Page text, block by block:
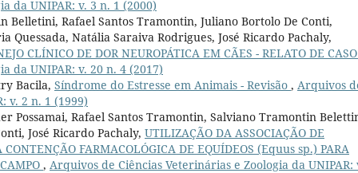
da UNIPAR: v. 3 n. 1 (2000)
Belletini, Rafael Santos Tramontin, Juliano Bortolo De Conti,
Natália Saraiva Rodrigues, José Ricardo Pachaly,
CLÍNICO DE DOR NEUROPÁTICA EM CÃES - RELATO DE
da UNIPAR: v. 20 n. 4 (2017)
Bacila, Síndrome do Estresse em Animais - Revisão , Arquivos
v. 2 n. 1 (1999)
Possamai, Rafael Santos Tramontin, Salviano Tramontin
José Ricardo Pachaly, UTILIZAÇÃO DA ASSOCIAÇÃO DE
FARMACOLÓGICA DE EQUÍDEOS (Equus sp.) PARA
, Arquivos de Ciências Veterinárias e Zoologia da UNIPAR: